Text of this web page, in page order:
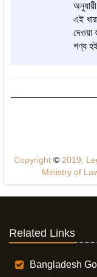
এই
দেওয়া
গণ্য
Copyright ©2019,
Ministry of
Related Links
Bangladesh